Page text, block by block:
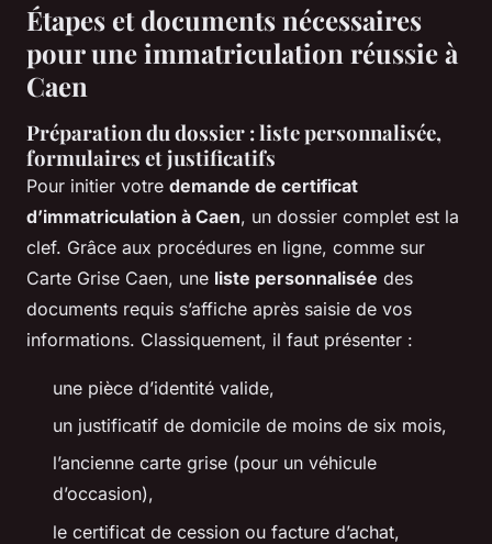
Étapes et documents nécessaires
pour une immatriculation réussie à
Caen
Préparation du dossier : liste personnalisée,
formulaires et justificatifs
Pour initier votre demande de certificat
d’immatriculation à Caen, un dossier complet est la
clef. Grâce aux procédures en ligne, comme sur
Carte Grise Caen, une liste personnalisée des
documents requis s’affiche après saisie de vos
informations. Classiquement, il faut présenter :
une pièce d’identité valide,
un justificatif de domicile de moins de six mois,
l’ancienne carte grise (pour un véhicule
d’occasion),
le certificat de cession ou facture d’achat,